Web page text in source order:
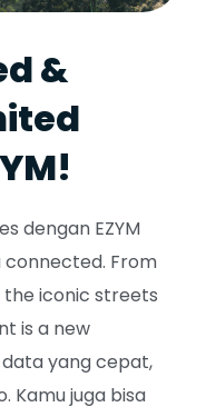
&
dengan EZYM
connected. From
iconic streets
is a new
yang cepat,
Kamu juga bisa